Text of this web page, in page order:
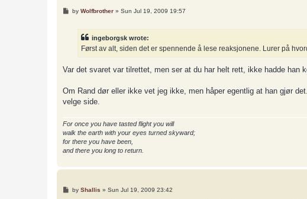
Pby Wolfbrother» Sun Jul 19, 2009 19:57
ingeborgsk wrote:
Først av alt, siden det er spennende å lese reaksjonene. Lurer på
Var det svaret var tilrettet, men ser at du har helt rett, ikke hadde han
Om Rand dør eller ikke vet jeg ikke, men håper egentlig at han gjør
velge side.
For once you have tasted flight you will
walk the earth with your eyes turned skyward;
for there you have been,
and there you long to return.
Pby Shallis » Sun Jul 19, 2009 23:42